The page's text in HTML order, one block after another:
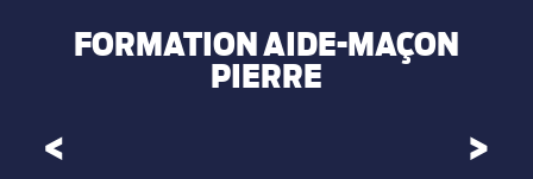
FORMATION AIDE-MAÇON
PIERRE
< >